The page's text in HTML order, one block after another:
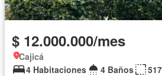
$ 12.000.000/mes
Cajicá
4 Habitaciones
4 Baños